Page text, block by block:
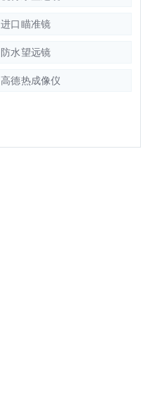
进口瞄准镜
防水望远镜
高德热成像仪